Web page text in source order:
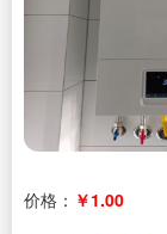
价格： ￥1.00